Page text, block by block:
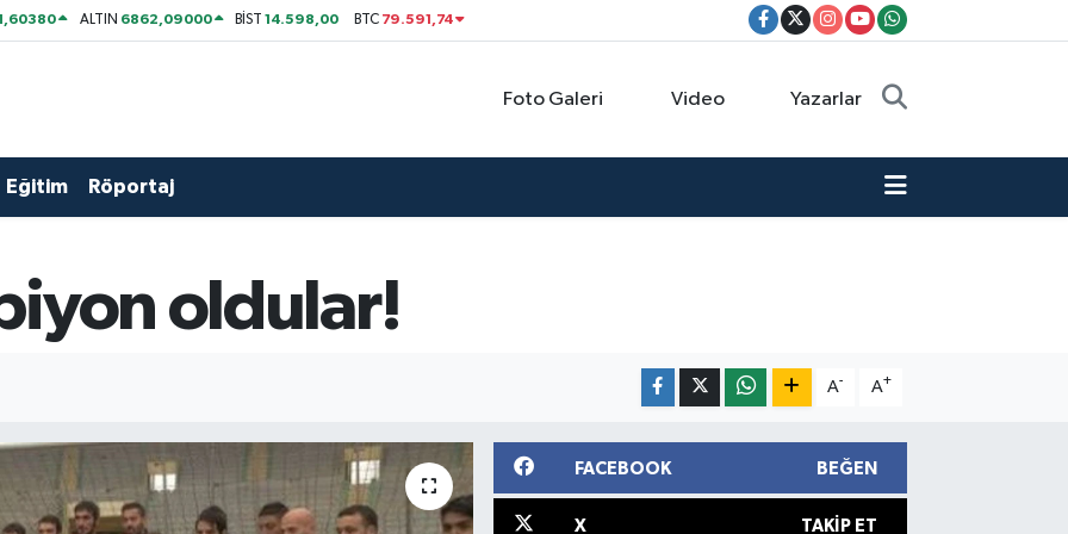
ALTIN 6862,09000 BİST14.598,00 BTC 79.591,74
Foto Galeri Video Yazarlar
Eğitim Röportaj
oldular!
A- A+
FACEBOOK BEĞEN
X TAKIP ET